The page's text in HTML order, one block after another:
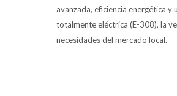
avanzada, eficiencia energética
totalmente eléctrica (E-308), la
necesidades del mercado local.